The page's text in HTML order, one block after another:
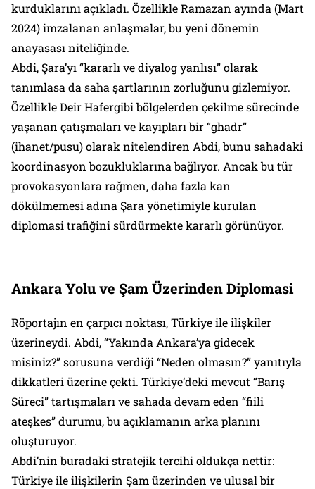
kurduklarını açıkladı. Özellikle Ramazan ayında (Mart
2024) imzalanan anlaşmalar, bu yeni dönemin
anayasası niteliğinde.
Abdi, Şara’yı “kararlı ve diyalog yanlısı” olarak
tanımlasa da saha şartlarının zorluğunu gizlemiyor.
Özellikle Deir Hafergibi bölgelerden çekilme sürecinde
yaşanan çatışmaları ve kayıpları bir “ghadr”
(ihanet/pusu) olarak nitelendiren Abdi, bunu sahadaki
koordinasyon bozukluklarına bağlıyor. Ancak bu tür
provokasyonlara rağmen, daha fazla kan
dökülmemesi adına Şara yönetimiyle kurulan
diplomasi trafiğini sürdürmekte kararlı görünüyor.
Ankara Yolu ve Şam Üzerinden Diplomasi
Röportajın en çarpıcı noktası, Türkiye ile ilişkiler
üzerineydi. Abdi, “Yakında Ankara’ya gidecek
misiniz?” sorusuna verdiği “Neden olmasın?” yanıtıyla
dikkatleri üzerine çekti. Türkiye’deki mevcut “Barış
Süreci” tartışmaları ve sahada devam eden “fiili
ateşkes” durumu, bu açıklamanın arka planını
oluşturuyor.
Abdi’nin buradaki stratejik tercihi oldukça nettir:
Türkiye ile ilişkilerin Şam üzerinden ve ulusal bir